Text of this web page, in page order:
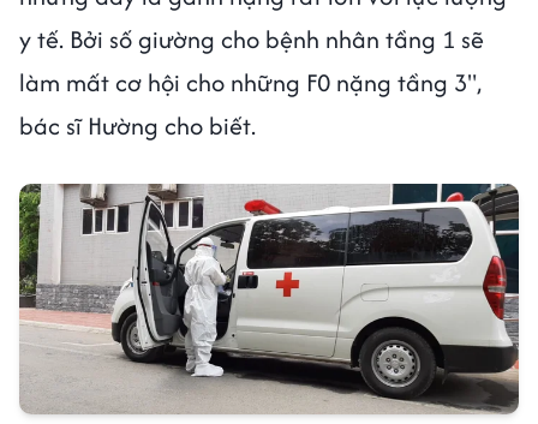
y tế. Bởi số giường cho bệnh nhân tầng 1 sẽ
làm mất cơ hội cho những F0 nặng tầng 3",
bác sĩ Hường cho biết.